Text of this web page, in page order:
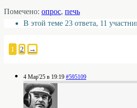
Помечено: опрос, печь
В этой теме 23 ответа, 11
1 2 →
4 Мар'25 в 19:19 #595109